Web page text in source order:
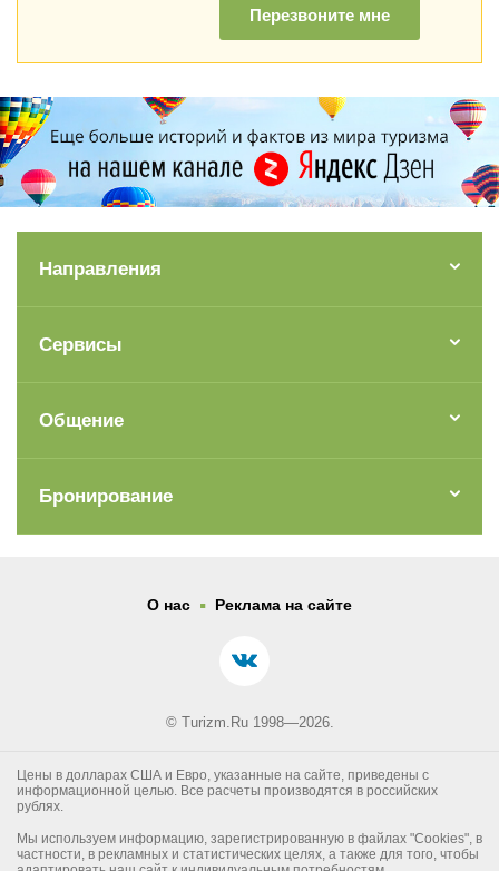
Перезвоните мне
Направления
Сервисы
Общение
Бронирование
О нас . Реклама на сайте
© Turizm.Ru 1998—2026.
Цены в долларах США и Евро, указанные на сайте, приведены с
информационной целью. Все расчеты производятся в российских
рублях.
Мы используем информацию, зарегистрированную в файлах "Cookies", в
частности, в рекламных и статистических целях, а также для того, чтобы